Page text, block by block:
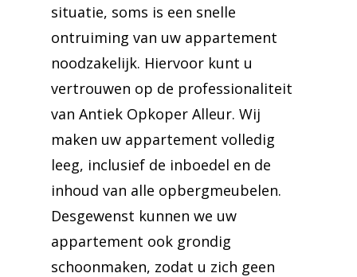
situatie, soms is een snelle
ontruiming van uw appartement
noodzakelijk. Hiervoor kunt u
vertrouwen op de professionaliteit
van Antiek Opkoper Alleur. Wij
maken uw appartement volledig
leeg, inclusief de inboedel en de
inhoud van alle opbergmeubelen.
Desgewenst kunnen we uw
appartement ook grondig
schoonmaken, zodat u zich geen